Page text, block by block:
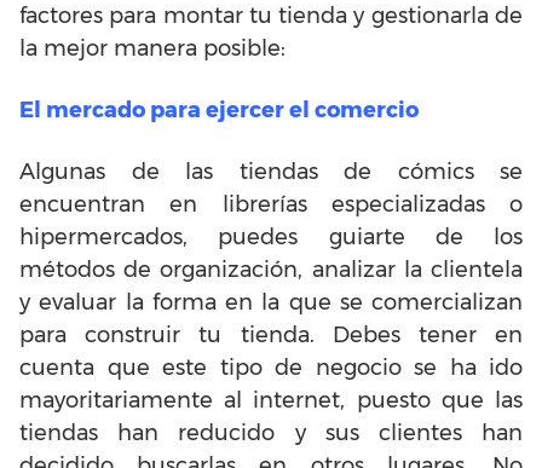
factores para montar tu tienda y gestionarla de
la mejor manera posible:
El mercado para ejercer el comercio
Algunas de las tiendas de cómics se
encuentran en librerías especializadas o
hipermercados, puedes guiarte de los
métodos de organización, analizar la clientela
y evaluar la forma en la que se comercializan
para construir tu tienda. Debes tener en
cuenta que este tipo de negocio se ha ido
mayoritariamente al internet, puesto que las
tiendas han reducido y sus clientes han